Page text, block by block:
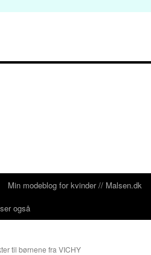
Min modeblog for kvinder // Malsen.dk
også
til børnene fra VICHY